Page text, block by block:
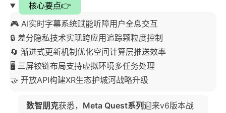
核心要点👉
🎮 AI实时字幕系统赋能听障用户全息交互
🔒 差分隐私技术实现跨应用追踪颗粒度控制
🔄 渐进式更新机制优化空间计算层推送效率
🖥️ 三屏铰链布局支持虚拟环境多任务处理
🤝 开放API构建XR生态护城河战略升级
数智朋克获悉， Meta Quest系列 迎来v6版本战